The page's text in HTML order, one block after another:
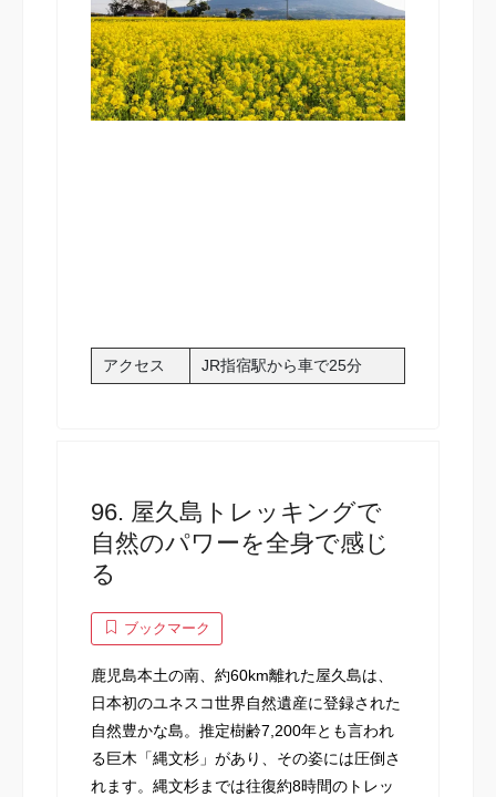
アクセス JR指宿駅から車で25分
96. 屋久島トレッキングで
自然のパワーを全身で感じ
る
ブックマーク
鹿児島本土の南、約60km離れた屋久島は、
日本初のユネスコ世界自然遺産に登録された
自然豊かな島。推定樹齢7,200年とも言われ
る巨木「縄文杉」があり、その姿には圧倒さ
れます。縄文杉までは往復約8時間のトレッ